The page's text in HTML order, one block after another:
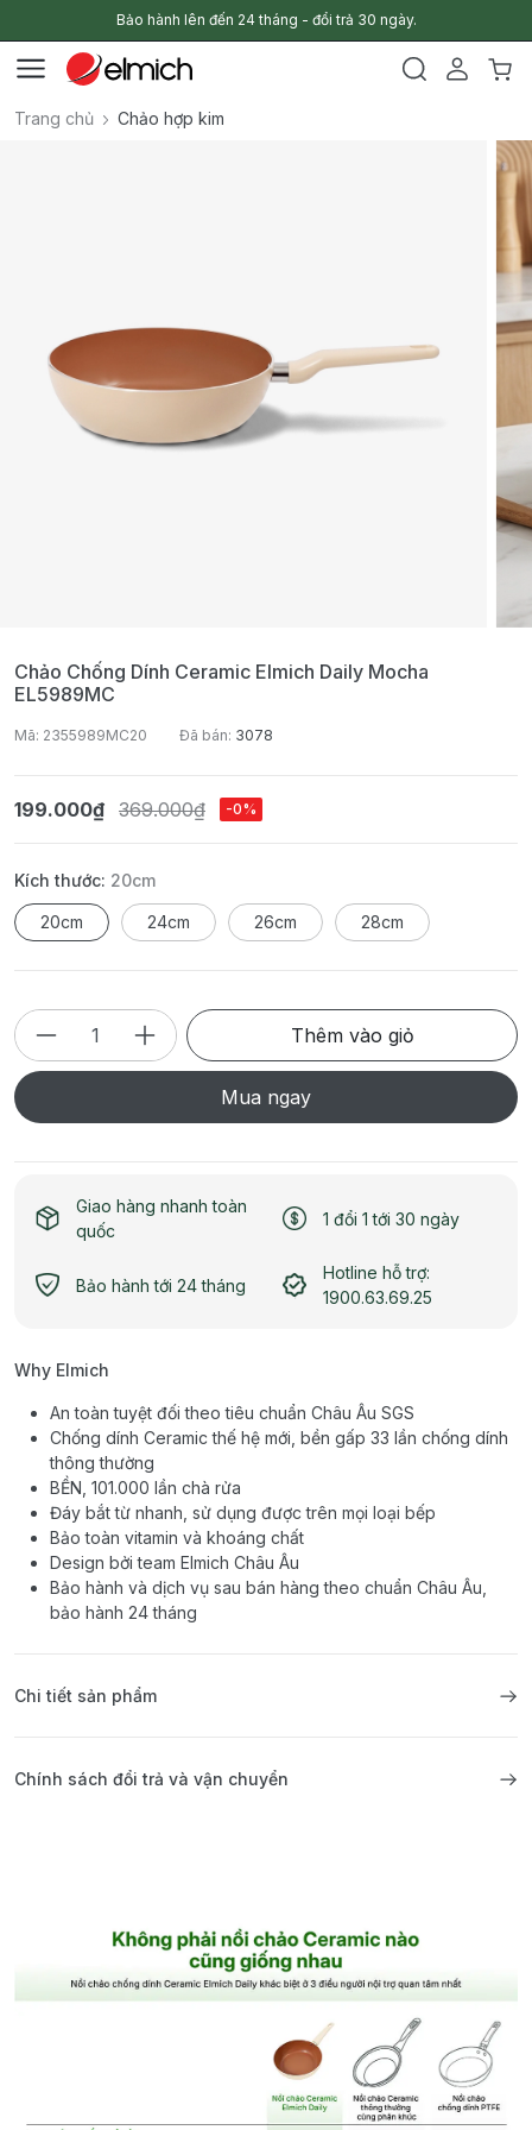
Bảo hành lên đến 24 tháng - đổi trả 30 ngày.
Trang chủ Chảo hợp kim
Chảo Chống Dính Ceramic Elmich Daily Mocha
EL5989MC
Mã: 2355989MC20 Đã bán: 3078
199.000₫ 369.000₫ -0%
Kích thước: 20cm
20cm 24cm 26cm 28cm
Thêm vào giỏ
Mua ngay
Giao hàng nhanh toàn
quốc
1 đổi 1 tới 30 ngày
Bảo hành tới 24 tháng
Hotline hỗ trợ:
1900.63.69.25
Why Elmich
An toàn tuyệt đối theo tiêu chuẩn Châu Âu SGS
Chống dính Ceramic thế hệ mới, bền gấp 33 lần chống dính
thông thường
BỀN, 101.000 lần chà rửa
Đáy bắt từ nhanh, sử dụng được trên mọi loại bếp
Bảo toàn vitamin và khoáng chất
Design bởi team Elmich Châu Âu
Bảo hành và dịch vụ sau bán hàng theo chuẩn Châu Âu,
bảo hành 24 tháng
Chi tiết sản phẩm
Chính sách đổi trả và vận chuyển